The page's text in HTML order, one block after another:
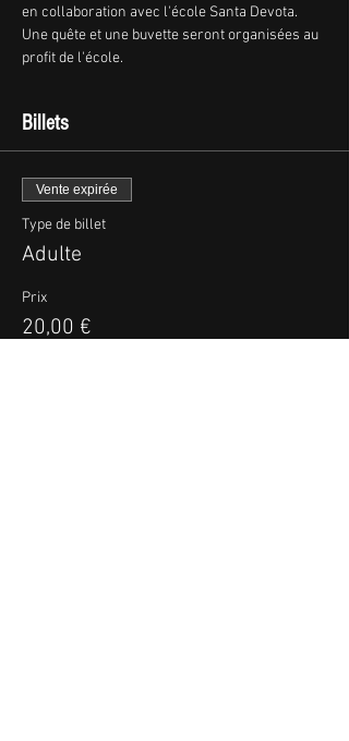
en collaboration avec l'école Santa Devota.
Une quête et une buvette seront organisées au
profit de l'école.
Billets
Vente expirée
Type de billet
Adulte
Prix
20,00 €